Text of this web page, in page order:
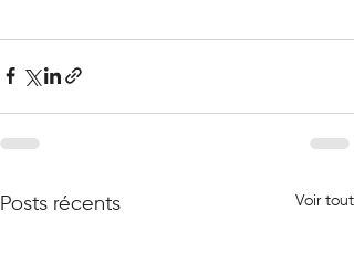
Posts récents Voir tout